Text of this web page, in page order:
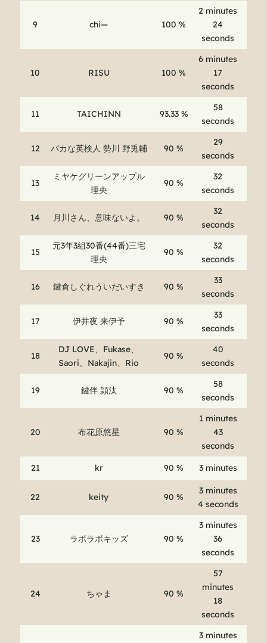
9 chi— 100 %
2 minutes
24
seconds
10 RISU 100 %
6 minutes
17
seconds
11 TAICHINN 93.33 %
58
seconds
12 バカな英検人 勢川 野兎輔 90 %
29
seconds
13
ミヤケグリーンアップル
理央
90 %
32
seconds
14 月川さん、意味ないよ。 90 %
32
seconds
15
元3年3組30番(44番)三宅
理央
90 %
32
seconds
16 鍵倉しぐれういだいすき 90 %
33
seconds
17 伊井夜 来伊予 90 %
33
seconds
18
DJ LOVE、Fukase、
Saori、Nakajin、Rio
90 %
40
seconds
19 鍵伴 頴汰 90 %
58
seconds
20 布花原悠星 90 %
1 minutes
43
seconds
21 kr 90 % 3 minutes
22 keity 90 %
3 minutes
4 seconds
23 ラボラボキッズ 90 %
3 minutes
36
seconds
24 ちゃま 90 %
57
minutes
18
seconds
3 minutes